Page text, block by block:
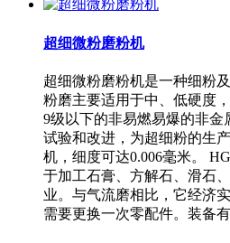
超细微粉磨粉机
超细微粉磨粉机是一种细粉
粉磨主要适用于中、低硬度
9级以下的非易燃易爆的非金
试验和改进，为超细粉的生
机，细度可达0.006毫米。
于加工石膏、方解石、滑石
业。与气流磨相比，它经济
需要更换一次零配件。装备